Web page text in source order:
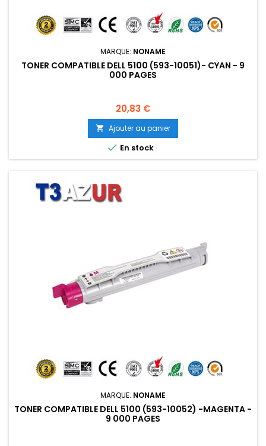
MARQUE: NONAME
TONER COMPATIBLE DELL 5100 (593-10051)- CYAN - 9
000 PAGES
Prix
20,83 €
 Ajouter au panier
 En stock
MARQUE: NONAME
TONER COMPATIBLE DELL 5100 (593-10052) -MAGENTA -
9 000 PAGES